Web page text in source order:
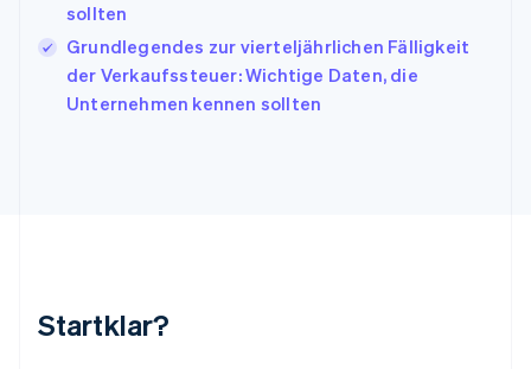
sollten
Grundlegendes zur vierteljährlichen Fälligkeit
der Verkaufssteuer: Wichtige Daten, die
Unternehmen kennen sollten
Startklar?
Kanada
English Français
Kroatien
English Italiano
English简体中文